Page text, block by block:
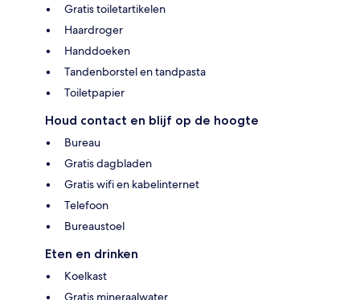
Gratis toiletartikelen
Haardroger
Handdoeken
Tandenborstel en tandpasta
Toiletpapier
Houd contact en blijf op de hoogte
Bureau
Gratis dagbladen
Gratis wifi en kabelinternet
Telefoon
Bureaustoel
Eten en drinken
Koelkast
Gratis mineraalwater